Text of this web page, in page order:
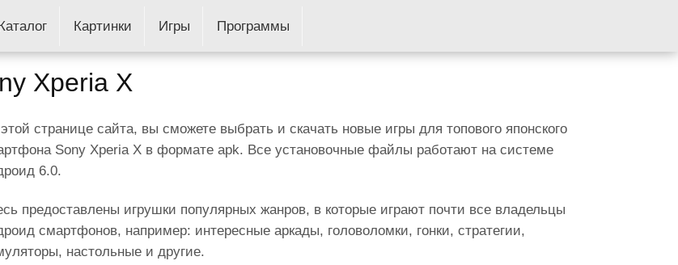
Картинки Игры Программы
Xperia X
странице сайта, вы сможете выбрать и скачать новые игры для топового японского
Sony Xperia X в формате apk. Все установочные файлы работают на системе
6.0.
предоставлены игрушки популярных жанров, в которые играют почти все владельцы
смартфонов, например: интересные аркады, головоломки, гонки, стратегии,
настольные и другие.